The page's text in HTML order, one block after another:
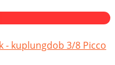
- kuplungdob 3/8 Picco